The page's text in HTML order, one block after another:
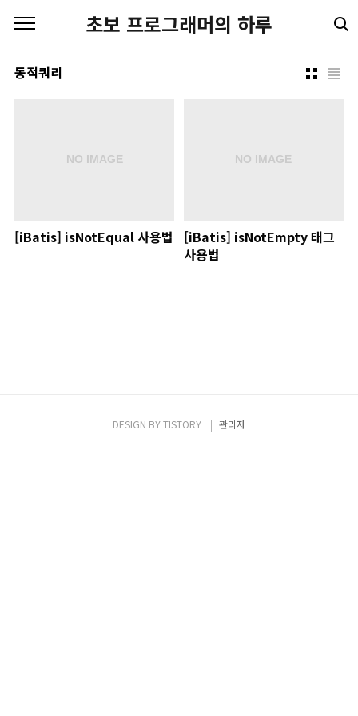
초보 프로그래머의 하루
동적쿼리
[iBatis] isNotEqual 사용법
[iBatis] isNotEmpty 태그
사용법
DESIGN BYTISTORY 관리자